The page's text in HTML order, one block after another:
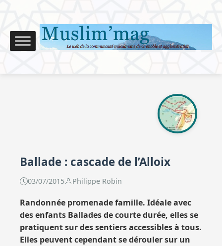
Ballade : cascade de l’Alloix
03/07/2015 Philippe Robin
Randonnée promenade famille. Idéale avec
des enfants Ballades de courte durée, elles se
pratiquent sur des sentiers accessibles à tous.
Elles peuvent cependant se dérouler sur un